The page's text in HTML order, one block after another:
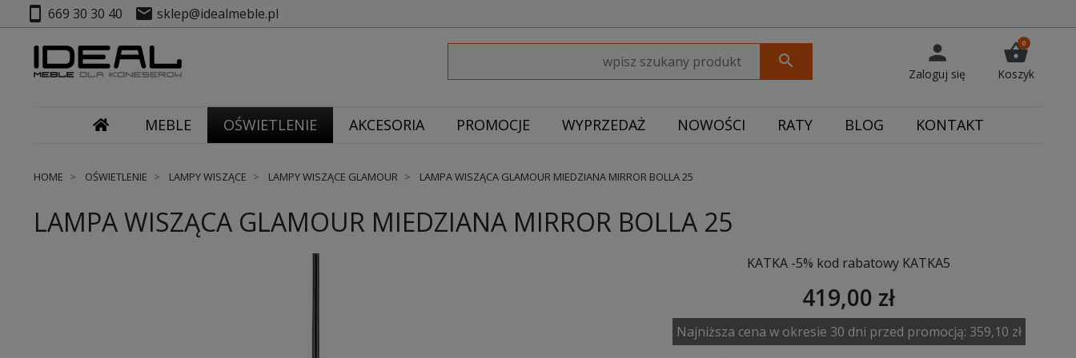
smartphone 669 30 30 40 mail sklep@idealmeble.pl
search person
Zaloguj się
shopping_basket
0
Koszyk
MEBLE OŚWIETLENIE AKCESORIA PROMOCJE WYPRZEDAŻ NOWOŚCI RATY BLOG KONTAKT
HOME OŚWIETLENIE LAMPY WISZĄCE LAMPY WISZĄCE GLAMOUR LAMPA WISZĄCA GLAMOUR MIEDZIANA MIRROR BOLLA 25
LAMPA WISZĄCA GLAMOUR MIEDZIANA MIRROR BOLLA 25
KATKA -5% kod rabatowy KATKA5
419,00 zł
Najniższa cena w okresie 30 dni przed promocją: 359,10 zł